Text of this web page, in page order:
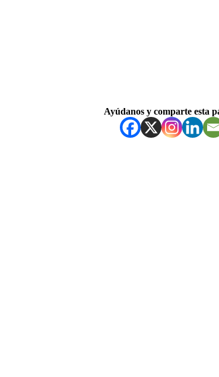
Ayúdanos y comparte esta